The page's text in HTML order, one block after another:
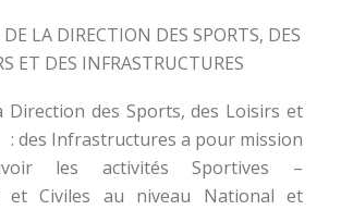
LA DIRECTION DES SPORTS, DES
ET DES INFRASTRUCTURES
Direction des Sports, des Loisirs et
des Infrastructures a pour mission :
les activités Sportives
et Civiles au niveau National et